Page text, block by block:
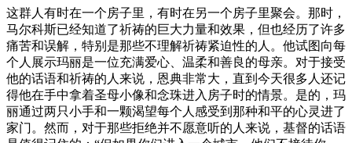
这群人有时在一个房子里，有时在另一个房子里聚会。那时，
马尔科斯已经知道了祈祷的巨大力量和效果，但也经历了许多
痛苦和误解，特别是那些不理解祈祷紧迫性的人。他试图向每
个人展示玛丽是一位充满爱心、温柔和善良的母亲。对于接受
他的话语和祈祷的人来说，恩典非常大，直到今天很多人还记
得他在手中拿着圣母小像和念珠进入房子时的情景。是的，玛
丽通过两只小手和一颗渴望每个人感受到那种和平的心灵进了
家门。然而，对于那些拒绝并不愿意听的人来说，基督的话语